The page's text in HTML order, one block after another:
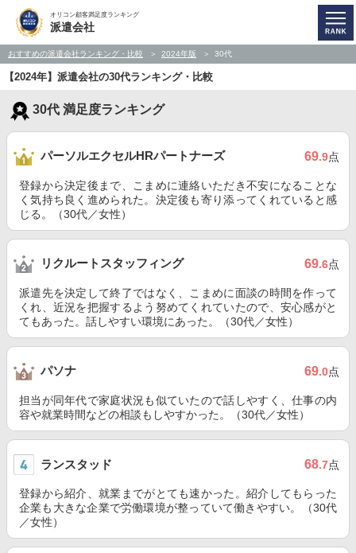
オリコン顧客満足度ランキング
派遣会社
おすすめの派遣会社ランキング・比較 2024年版 30代
【2024年】派遣会社の30代ランキング・比較
30代 満足度ランキング
パーソルエクセルHRパートナーズ 69.9点
登録から決定後まで、こまめに連絡いただき不安になることな
く気持ち良く進められた。決定後も寄り添ってくれていると感
じる。（30代／女性）
リクルートスタッフィング 69.6点
派遣先を決定して終了ではなく、こまめに面談の時間を作って
くれ、近況を把握するよう努めてくれていたので、安心感がと
てもあった。話しやすい環境にあった。（30代／女性）
パソナ 69.0点
担当が同年代で家庭状況も似ていたので話しやすく、仕事の内
容や就業時間などの相談もしやすかった。（30代／女性）
ランスタッド 68.7点
登録から紹介、就業までがとても速かった。紹介してもらった
企業も大きな企業で労働環境が整っていて働きやすい。（30代
／女性）